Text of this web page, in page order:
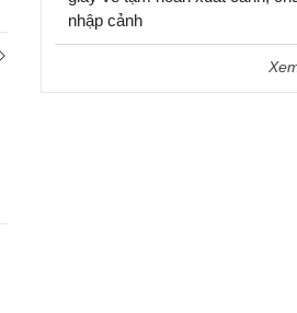
nhập cảnh